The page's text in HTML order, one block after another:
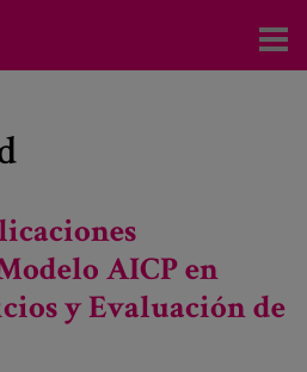
AICP en
y Evaluación de